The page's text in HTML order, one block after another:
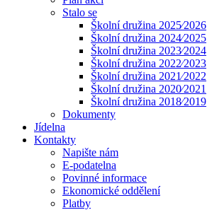
Stalo se
Školní družina 2025⁄2026
Školní družina 2024⁄2025
Školní družina 2023⁄2024
Školní družina 2022⁄2023
Školní družina 2021⁄2022
Školní družina 2020⁄2021
Školní družina 2018⁄2019
Dokumenty
Jídelna
Kontakty
Napište nám
E-podatelna
Povinné informace
Ekonomické oddělení
Platby